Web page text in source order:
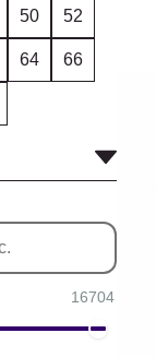
50 52
64 66
16704